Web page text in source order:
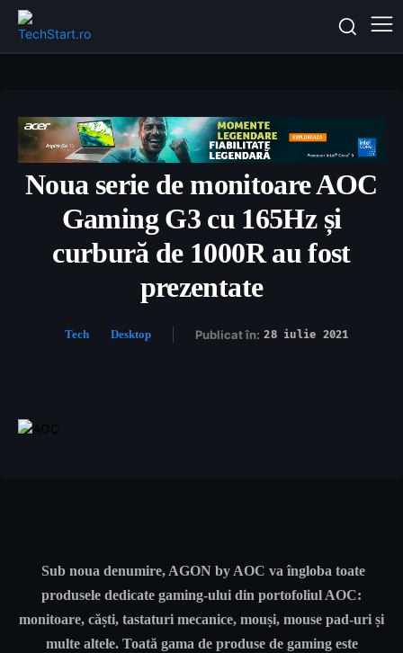
Noua serie de monitoare AOC
Gaming G3 cu 165Hz și
curbură de 1000R au fost
prezentate
Tech Desktop Publicat în: 28 iulie 2021
Sub noua denumire, AGON by AOC va îngloba toate
produsele dedicate gaming-ului din portofoliul AOC:
monitoare, căști, tastaturi mecanice, mouși, mouse pad-uri și
multe altele. Toată gama de produse de gaming este